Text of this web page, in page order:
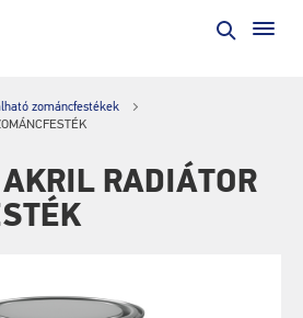
zománcfestékek
RADIÁTOR